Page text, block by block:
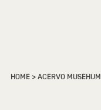
HOME>ACERVO MUSEHUM